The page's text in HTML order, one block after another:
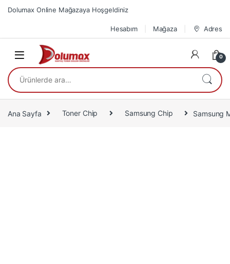
Skip to navigation
Skip to content
Dolumax Online Mağazaya Hoşgeldiniz
Hesabım Mağaza Adres
0
Ara:
Ana Sayfa Toner Chip Samsung Chip Samsung